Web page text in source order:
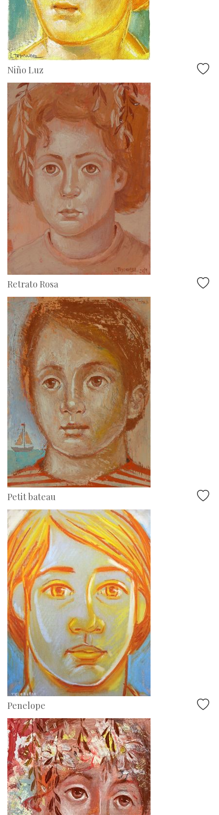
Niño Luz
Retrato Rosa
Petit bateau
Penelope